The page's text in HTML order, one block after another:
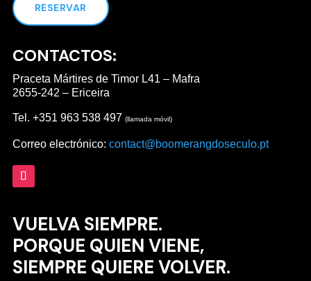
RESERVAR
CONTACTOS:
Praceta Mártires de Timor L41 – Mafra
2655-242 – Ericeira
Tel. +351 963 538 497 (llamada móvil)
Correo electrónico: contact@boomerangdoseculo.pt
VUELVA SIEMPRE.
PORQUE QUIEN VIENE,
SIEMPRE QUIERE VOLVER.